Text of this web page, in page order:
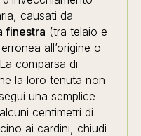
causati da
finestra (tra telaio e
all’origine o
comparsa di
la loro tenuta non
una semplice
centimetri di
ai cardini, chiudi